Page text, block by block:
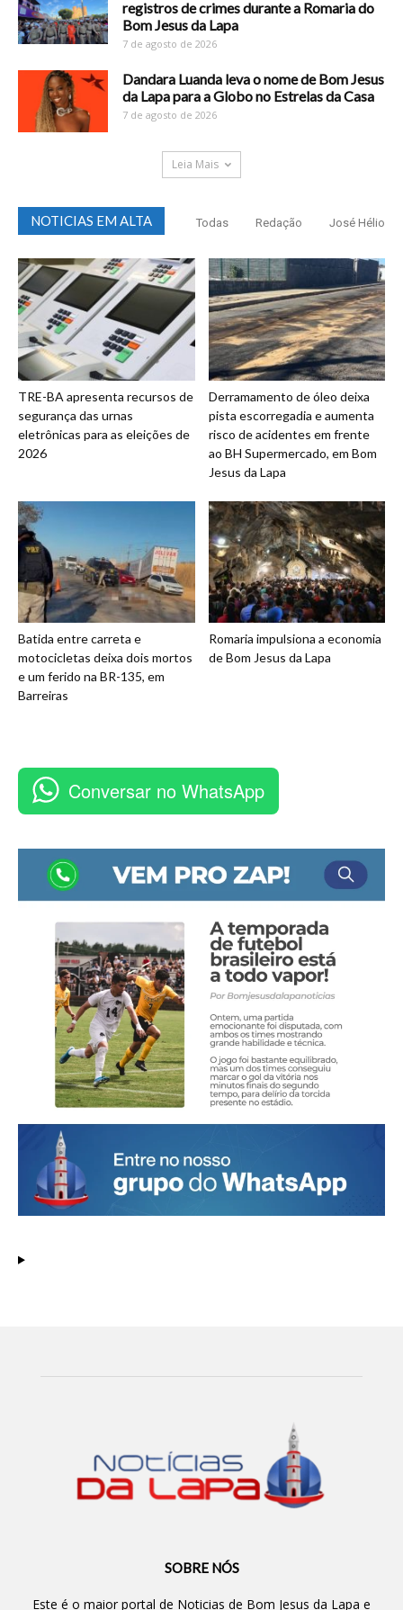
registros de crimes durante a Romaria do
Bom Jesus da Lapa
7 de agosto de 2026
Dandara Luanda leva o nome de Bom Jesus
da Lapa para a Globo no Estrelas da Casa
7 de agosto de 2026
Leia Mais
NOTICIAS EM ALTA Todas Redação José Hélio
TRE-BA apresenta recursos de
segurança das urnas
eletrônicas para as eleições de
2026
Derramamento de óleo deixa
pista escorregadia e aumenta
risco de acidentes em frente
ao BH Supermercado, em Bom
Jesus da Lapa
Batida entre carreta e
motocicletas deixa dois mortos
e um ferido na BR-135, em
Barreiras
Romaria impulsiona a economia
de Bom Jesus da Lapa
Conversar no WhatsApp
SOBRE NÓS
Este é o maior portal de Noticias de Bom Jesus da Lapa e